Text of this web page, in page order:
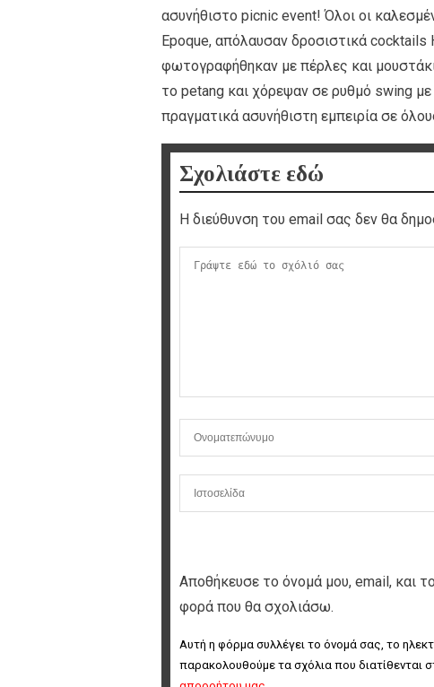
ασυνήθιστο picnic event! Όλοι οι
Epoque, απόλαυσαν δροσιστικά cocktails
φωτογραφήθηκαν με πέρλες και
το petang και χόρεψαν σε ρυθμό swing
πραγματικά ασυνήθιστη εμπειρία σε
Σχολιάστε εδώ
Η διεύθυνση του email σας δεν θα
Αποθήκευσε το όνομά μου, email, και
φορά που θα σχολιάσω.
Αυτή η φόρμα συλλέγει το όνομά σας, το
παρακολουθούμε τα σχόλια που διατίθενται